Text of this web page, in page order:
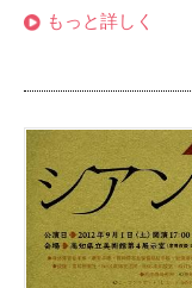
もっと詳しく